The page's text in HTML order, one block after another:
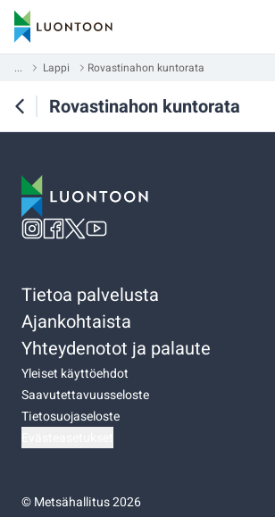
... Lappi Rovastinahon kuntorata
Rovastinahon kuntorata
Tietoa palvelusta
Ajankohtaista
Yhteydenotot ja palaute
Yleiset käyttöehdot
Saavutettavuusseloste
Tietosuojaseloste
©Metsähallitus 2026